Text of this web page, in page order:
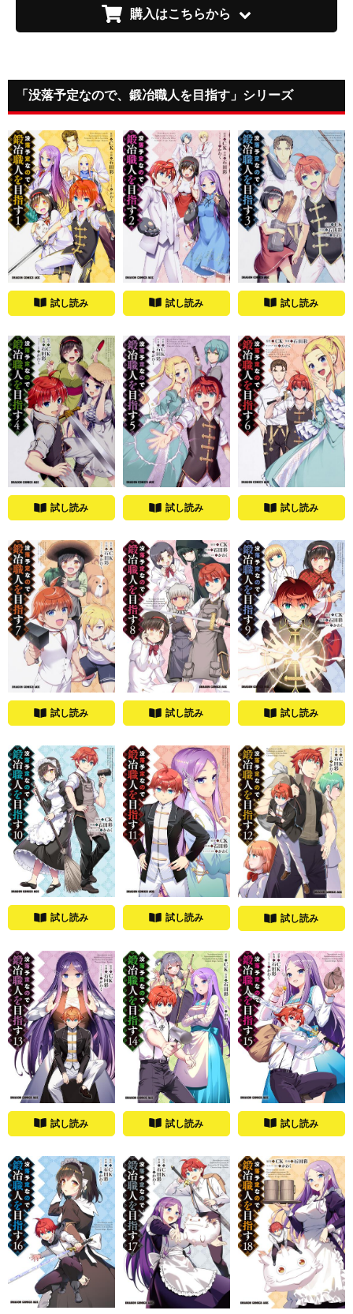
購入はこちらから
「没落予定なので、鍛冶職人を目指す」シリーズ
試し読み 試し読み 試し読み
試し読み 試し読み 試し読み
試し読み 試し読み 試し読み
試し読み 試し読み 試し読み
試し読み 試し読み 試し読み